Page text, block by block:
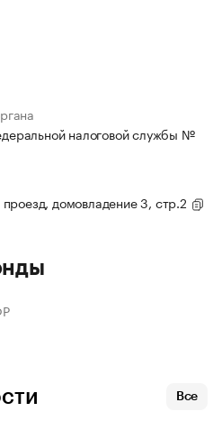
налоговой службы №
домовладение 3, стр.2
Все